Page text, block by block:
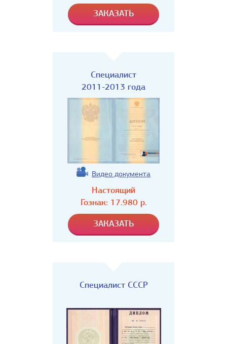
Специалист
2011-2013 года
Видео документа
Настоящий
Гознак: 17.980р.
Специалист СССР